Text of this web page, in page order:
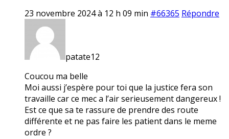
23 novembre 2024 à 12 h 09 min #66365 Répondre
patate12
Coucou ma belle
Moi aussi j’espère pour toi que la justice fera son
travaille car ce mec a l’air serieusement dangereux !
Est ce que sa te rassure de prendre des route
différente et ne pas faire les patient dans le meme
ordre ?